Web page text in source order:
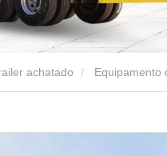
achatado Equipamento